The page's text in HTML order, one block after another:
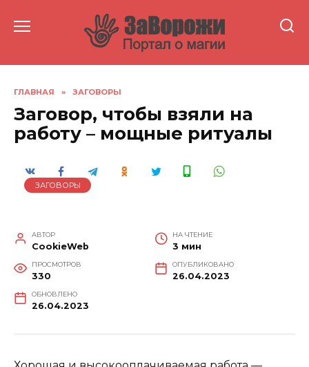
ГЛАВНАЯ » ЗАГОВОРЫ
Заговор, чтобы взяли на
работу – мощные ритуалы
ЗАГОВОРЫ
АВТОР
CookieWeb
НА ЧТЕНИЕ
3 мин
ПРОСМОТРОВ
330
ОПУБЛИКОВАНО
26.04.2023
ОБНОВЛЕНО
26.04.2023